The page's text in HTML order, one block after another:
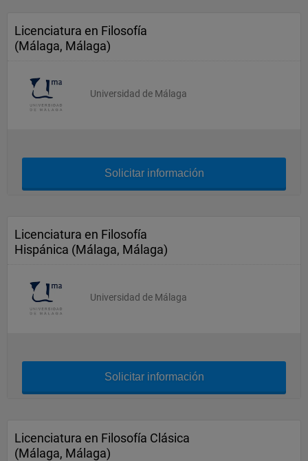
Licenciatura en Filosofía
(Málaga, Málaga)
Universidad de Málaga
Solicitar información
Licenciatura en Filosofía
Hispánica (Málaga, Málaga)
Universidad de Málaga
Solicitar información
Licenciatura en Filosofía Clásica
(Málaga, Málaga)